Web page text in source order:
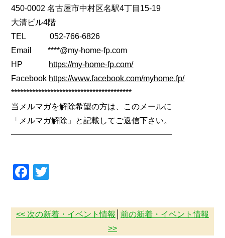
450-0002 名古屋市中村区名駅4丁目15-19
大清ビル4階
TEL 052-766-6826
Email ****@my-home-fp.com
HP https://my-home-fp.com/
Facebook https://www.facebook.com/myhome.fp/
****************************************
当メルマガを解除希望の方は、このメールに
「メルマガ解除」と記載してご返信下さい。
━━━━━━━━━━━━━━━━━━━━
Facebook
<< 次の新着・イベント情報
前の新着・イベント情報
>>